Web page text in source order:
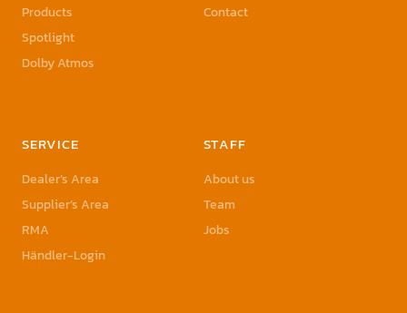
Products
Spotlight
Dolby Atmos
Contact
SERVICE
Dealer’s Area
Supplier’s Area
RMA
Händler-Login
STAFF
About us
Team
Jobs